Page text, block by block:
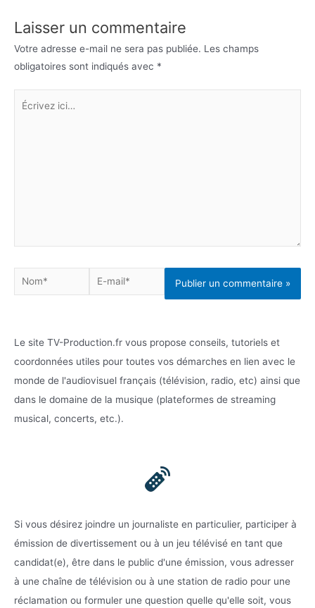
Laisser un commentaire
Votre adresse e-mail ne sera pas publiée. Les champs
obligatoires sont indiqués avec *
Écrivez
Nom*
E-
mail*
Le site TV-Production.fr vous propose conseils, tutoriels et
coordonnées utiles pour toutes vos démarches en lien avec le
monde de l'audiovisuel français (télévision, radio, etc) ainsi que
dans le domaine de la musique (plateformes de streaming
musical, concerts, etc.).
Si vous désirez joindre un journaliste en particulier, participer à
émission de divertissement ou à un jeu télévisé en tant que
candidat(e), être dans le public d'une émission, vous adresser
à une chaîne de télévision ou à une station de radio pour une
réclamation ou formuler une question quelle qu'elle soit, vous